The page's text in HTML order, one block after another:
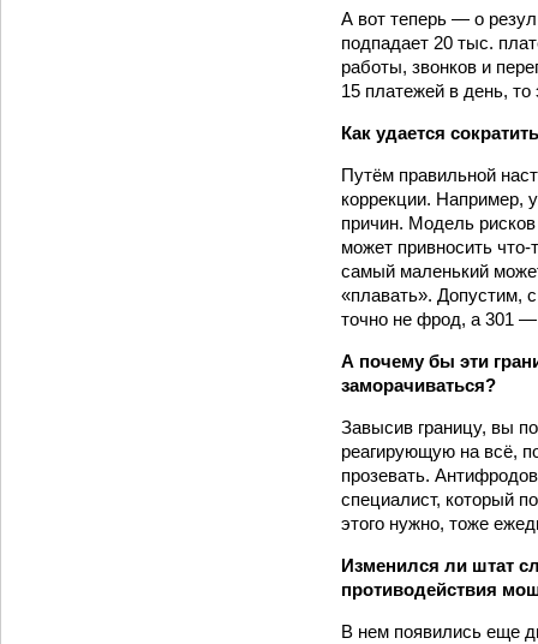
А вот теперь — о
подпадает 20 тыс.
работы, звонков и
15 платежей в день,
Как удается
Путём правильной
коррекции. Например,
причин. Модель
может привносить
самый маленький
«плавать».
точно не фрод, а 301
А почему бы эти
заморачиваться?
Завысив границу, вы
реагирующую на всё,
прозевать.
специалист, который
этого нужно, тоже
Изменился ли штат
противодействия
В нем появились еще